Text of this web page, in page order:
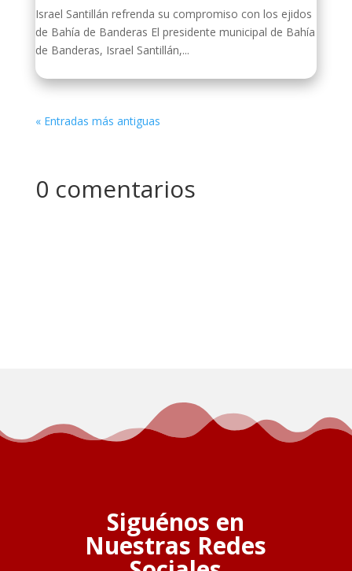
Israel Santillán refrenda su compromiso con los ejidos
de Bahía de Banderas El presidente municipal de Bahía
de Banderas, Israel Santillán,...
« Entradas más antiguas
0 comentarios
Siguénos en
Nuestras Redes